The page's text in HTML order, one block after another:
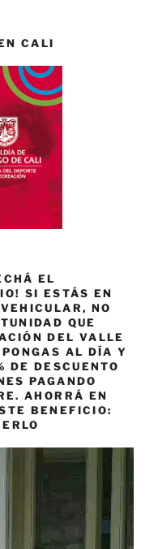
CALI
EL
SI ESTÁS EN
NO
QUE
DEL VALLE
AL DÍA Y
DE DESCUENTO
PAGANDO
AHORRÁ EN
BENEFICIO: